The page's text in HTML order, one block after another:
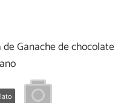
de Ganache de chocolate